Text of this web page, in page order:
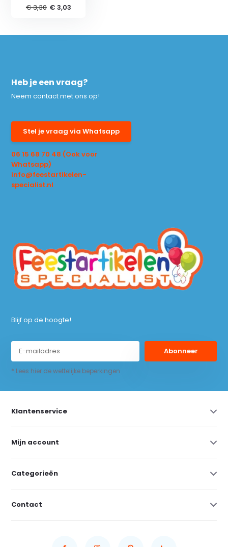
€ 3,30 € 3,03
Heb je een vraag?
Neem contact met ons op!
Stel je vraag via Whatsapp
06 15 68 70 48 (Ook voor
Whatsapp)
info@feestartikelen-
specialist.nl
Blijf op de hoogte!
Abonneer
* Lees hier de wettelijke beperkingen
Klantenservice
Mijn account
Categorieën
Contact